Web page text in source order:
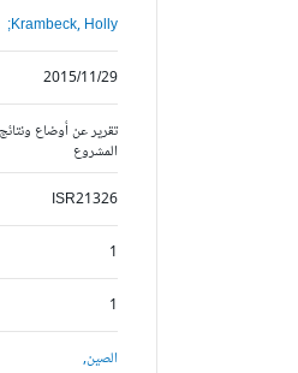
Krambeck, Holly;
2015/11/29
تقرير عن أوضاع
المشروع
ISR21326
1
1
الصين,